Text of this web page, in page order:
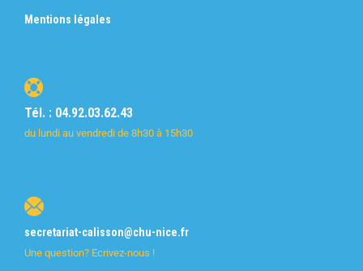
Mentions légales
Tél. : 04.92.03.62.43
du lundi au vendredi de 8h30 à 15h30
secretariat-calisson@chu-nice.fr
Une question? Ecrivez-nous !